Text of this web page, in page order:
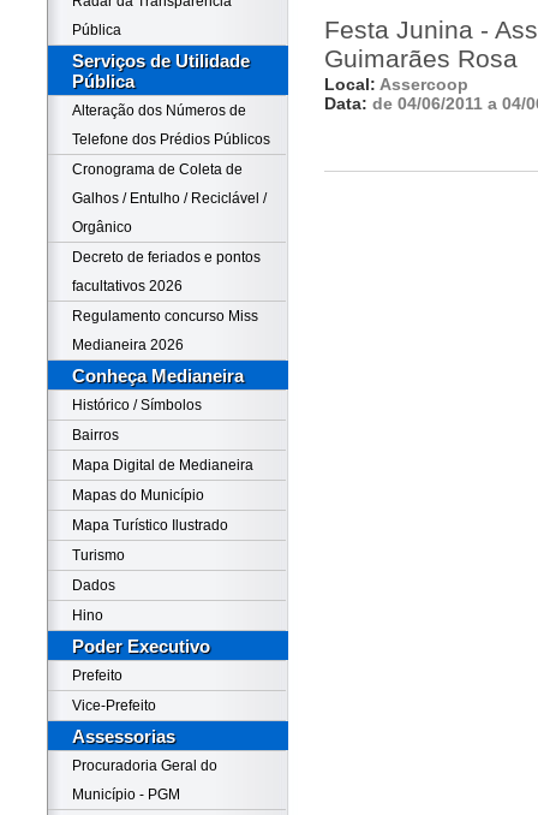
Pública
Serviços de Utilidade
Pública
Alteração dos Números de
Telefone dos Prédios Públicos
Cronograma de Coleta de
Galhos / Entulho / Reciclável /
Orgânico
Decreto de feriados e pontos
facultativos 2026
Regulamento concurso Miss
Medianeira 2026
Conheça Medianeira
Histórico / Símbolos
Bairros
Mapa Digital de Medianeira
Mapas do Município
Mapa Turístico Ilustrado
Turismo
Dados
Hino
Poder Executivo
Prefeito
Vice-Prefeito
Assessorias
Procuradoria Geral do
Município - PGM
Festa Junina -
Guimarães Rosa
Local: Assercoop
Data: de 04/06/2011 a 04/